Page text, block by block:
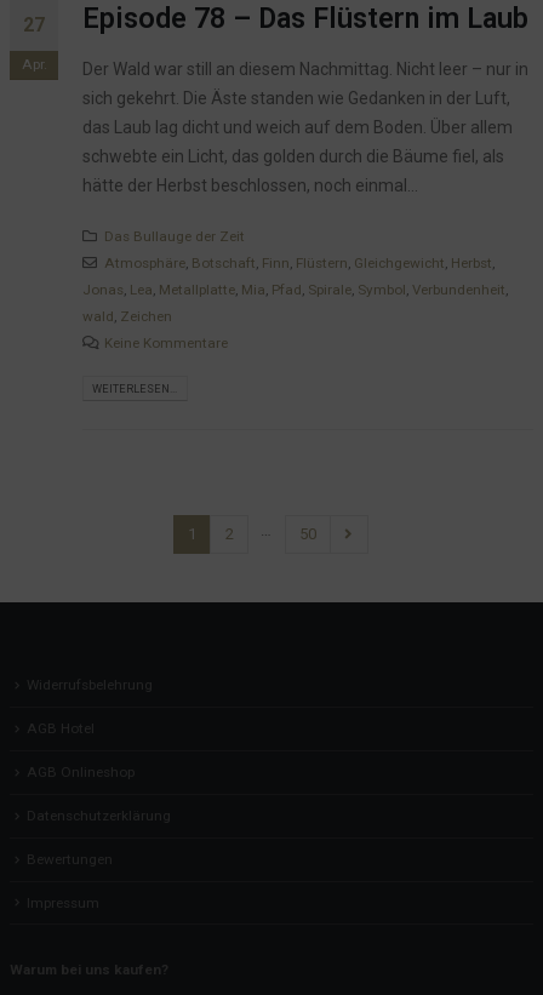
27
Apr.
Episode 78 – Das Flüstern im Laub
Der Wald war still an diesem Nachmittag. Nicht leer – nur in
sich gekehrt. Die Äste standen wie Gedanken in der Luft,
das Laub lag dicht und weich auf dem Boden. Über allem
schwebte ein Licht, das golden durch die Bäume fiel, als
hätte der Herbst beschlossen, noch einmal...
Das Bullauge der Zeit
Atmosphäre, Botschaft Finn Flüstern Gleichgewicht Herbst
Jonas Lea Metallplatte Mia Pfad Spirale Symbol Verbundenheit
wald Zeichen
Keine Kommentare
WEITERLESEN...
1 2 … 50
Widerrufsbelehrung
AGB Hotel
AGB Onlineshop
Datenschutzerklärung
Bewertungen
Impressum
Warum bei uns kaufen?